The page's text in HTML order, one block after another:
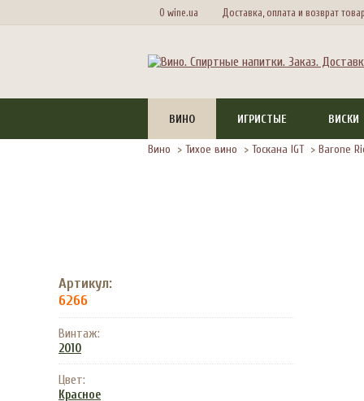
О wine.ua Доставка, оплата и возврат
ВИНО ИГРИСТЫЕ ВИСКИ
Вино > Тихое вино > Тоскана IGT > Barone
Артикул:
6266
Винтаж:
2010
Цвет:
Красное